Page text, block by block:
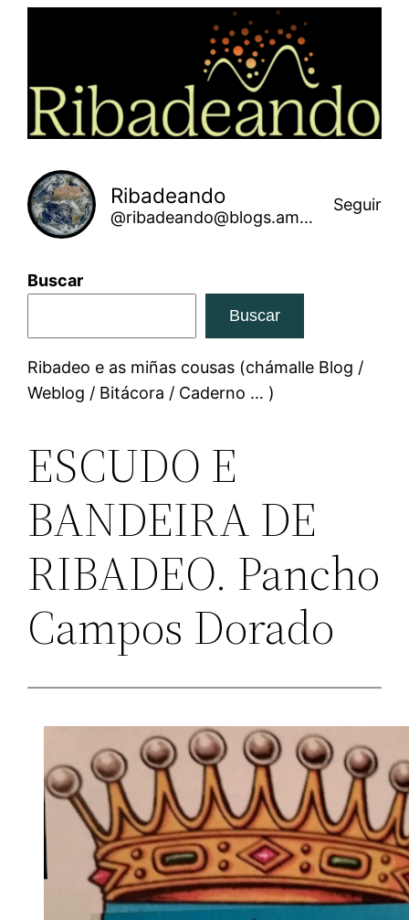
Ribadeando
@ribadeando@blogs.amarinha.gal
Seguir
Buscar
Buscar
Ribadeo e as miñas cousas (chámalle Blog /
Weblog / Bitácora / Caderno … )
ESCUDO E
BANDEIRA DE
RIBADEO. Pancho
Campos Dorado